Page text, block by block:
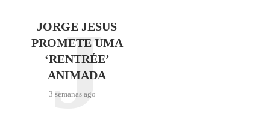
JORGE JESUS
PROMETE UMA
‘RENTRÉE’
ANIMADA
3 semanas ago
J